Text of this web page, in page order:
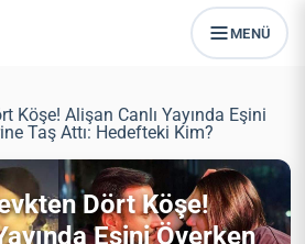
MENÜ
Köşe! Alişan Canlı Yayında Eşini
Taş Attı: Hedefteki Kim?
Dört Köşe!
Eşini Överken